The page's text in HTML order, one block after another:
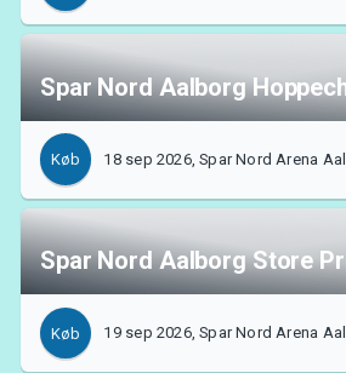
Om
Spar Nord Aalborg
Køb 18 sep 2026, Spar Nord Arena
Spar Nord Aalborg Store
Køb 19 sep 2026, Spar Nord Arena